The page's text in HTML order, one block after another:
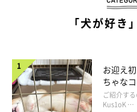
「犬が好き
お迎え
ちゃな
コ“コー
長！
ご紹介す
Kus1oK …